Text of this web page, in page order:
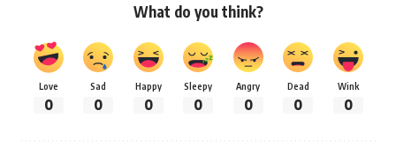
What do you think?
Love
0
Sad
0
Happy
0
Sleepy
0
Angry
0
Dead
0
Wink
0